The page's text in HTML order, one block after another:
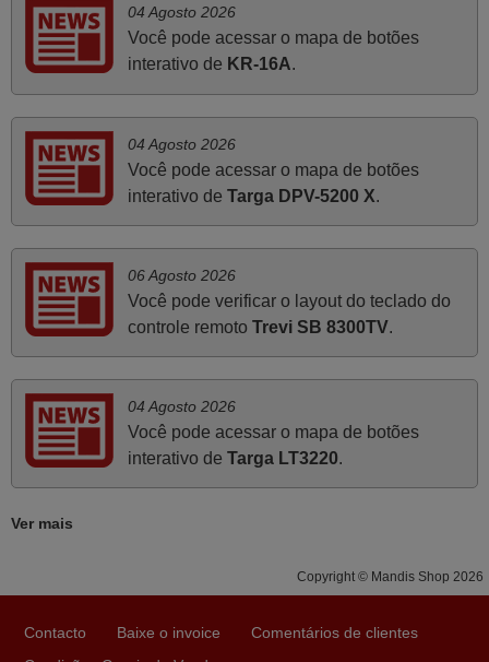
Muito obrigada.
Já recebi o comando bem embalado mas não é de
origem mas trabalha bem, obrigada!..
Julho 2025
programação. Recomendo muito!!
Rudinery,
Manuela,
04 Agosto 2026
Você pode acessar o mapa de botões
interativo de KR-16A.
04 Agosto 2026
Você pode acessar o mapa de botões
interativo de Targa DPV-5200 X.
06 Agosto 2026
Você pode verificar o layout do teclado do
controle remoto Trevi SB 8300TV.
04 Agosto 2026
Você pode acessar o mapa de botões
interativo de Targa LT3220.
Ver mais
Copyright © Mandis Shop 2026
Contacto Baixe o invoice
Comentários de clientes